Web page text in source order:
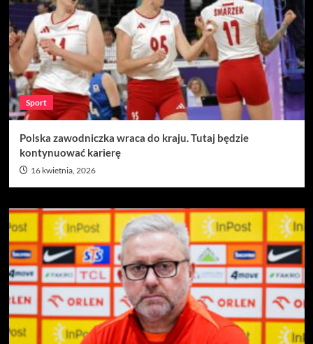
Sport
Polska zawodniczka wraca do kraju. Tutaj będzie
kontynuować karierę
16 kwietnia, 2026